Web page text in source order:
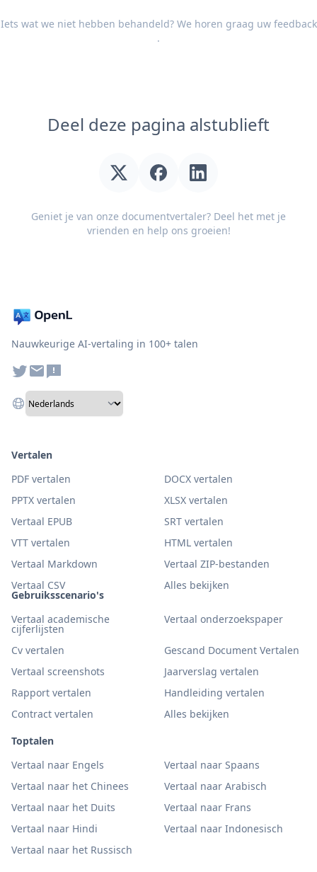
Iets wat we niet hebben behandeld? We horen graag uw feedback
.
Deel deze pagina alstublieft
Geniet je van onze documentvertaler? Deel het met je
vrienden en help ons groeien!
Nauwkeurige AI-vertaling in 100+ talen
Gebruiksscenario's
Vertaal academische
cijferlijsten
Vertaal onderzoekspaper
Cv vertalen
Gescand Document Vertalen
Vertaal screenshots
Jaarverslag vertalen
Rapport vertalen
Handleiding vertalen
Contract vertalen
Alles bekijken
Toptalen
Vertaal naar Engels
Vertaal naar Spaans
Vertaal naar het Chinees
Vertaal naar Arabisch
Vertaal naar het Duits
Vertaal naar Frans
Vertaal naar Hindi
Vertaal naar Indonesisch
Vertaal naar het Russisch
Vertalen
PDF vertalen
DOCX vertalen
PPTX vertalen
XLSX vertalen
Vertaal EPUB
SRT vertalen
VTT vertalen
HTML vertalen
Vertaal Markdown
Vertaal ZIP-bestanden
Vertaal CSV
Alles bekijken